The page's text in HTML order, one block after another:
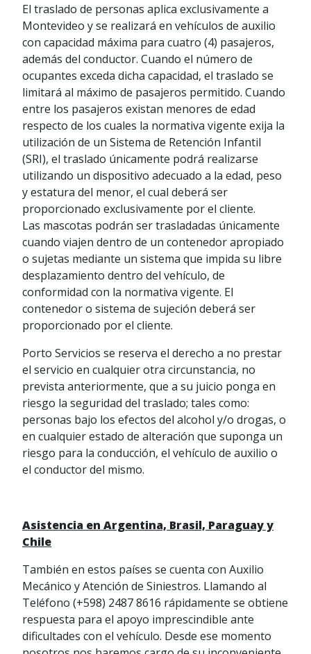
El traslado de personas aplica exclusivamente a
Montevideo y se realizará en vehículos de auxilio
con capacidad máxima para cuatro (4) pasajeros,
además del conductor. Cuando el número de
ocupantes exceda dicha capacidad, el traslado se
limitará al máximo de pasajeros permitido. Cuando
entre los pasajeros existan menores de edad
respecto de los cuales la normativa vigente exija la
utilización de un Sistema de Retención Infantil
(SRI), el traslado únicamente podrá realizarse
utilizando un dispositivo adecuado a la edad, peso
y estatura del menor, el cual deberá ser
proporcionado exclusivamente por el cliente.
Las mascotas podrán ser trasladadas únicamente
cuando viajen dentro de un contenedor apropiado
o sujetas mediante un sistema que impida su libre
desplazamiento dentro del vehículo, de
conformidad con la normativa vigente. El
contenedor o sistema de sujeción deberá ser
proporcionado por el cliente.
Porto Servicios se reserva el derecho a no prestar
el servicio en cualquier otra circunstancia, no
prevista anteriormente, que a su juicio ponga en
riesgo la seguridad del traslado; tales como:
personas bajo los efectos del alcohol y/o drogas, o
en cualquier estado de alteración que suponga un
riesgo para la conducción, el vehículo de auxilio o
el conductor del mismo.
Asistencia en Argentina, Brasil, Paraguay y
Chile
También en estos países se cuenta con Auxilio
Mecánico y Atención de Siniestros. Llamando al
Teléfono (+598) 2487 8616 rápidamente se obtiene
respuesta para el apoyo imprescindible ante
dificultades con el vehículo. Desde ese momento